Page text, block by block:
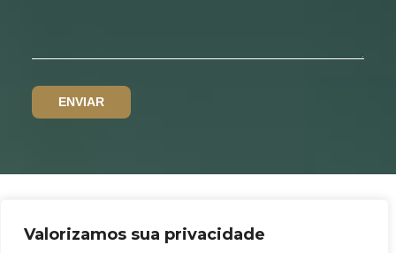
Valorizamos sua privacidade
Política de privacidade